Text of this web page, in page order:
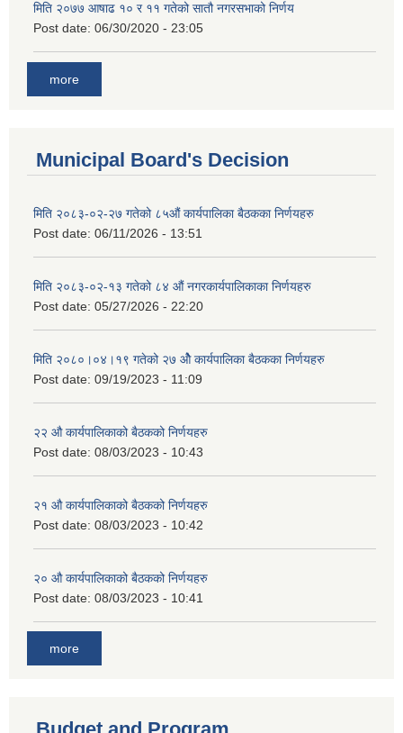
मिति २०७७ आषाढ १० र ११ गतेको सातौ नगरसभाको निर्णय
Post date: 06/30/2020 - 23:05
more
Municipal Board's Decision
मिति २०८३-०२-२७ गतेको ८५औं कार्यपालिका बैठकका निर्णयहरु
Post date: 06/11/2026 - 13:51
मिति २०८३-०२-१३ गतेको ८४ औं नगरकार्यपालिकाका निर्णयहरु
Post date: 05/27/2026 - 22:20
मिति २०८०।०४।१९ गतेको २७ ‌‍‌ओेै कार्यपालिका बैठकका निर्णयहरु
Post date: 09/19/2023 - 11:09
२‍२ औ कार्यपालिकाको बैठकको निर्णयहरु
Post date: 08/03/2023 - 10:43
२‍१ औ कार्यपालिकाको बैठकको निर्णयहरु
Post date: 08/03/2023 - 10:42
२‍० औ कार्यपालिकाको बैठकको निर्णयहरु
Post date: 08/03/2023 - 10:41
more